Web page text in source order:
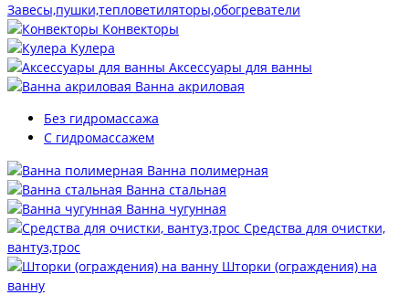
Завесы,пушки,тепловетиляторы,обогреватели
Конвекторы
Кулера
Аксессуары для ванны
Ванна акриловая
Без гидромассажа
С гидромассажем
Ванна полимерная
Ванна стальная
Ванна чугунная
Средства для очистки,
вантуз,трос
Шторки (ограждения) на
ванну